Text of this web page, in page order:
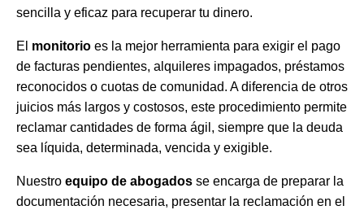
sencilla y eficaz para recuperar tu dinero.
El monitorio es la mejor herramienta para exigir el pago
de facturas pendientes, alquileres impagados, préstamos
reconocidos o cuotas de comunidad. A diferencia de otros
juicios más largos y costosos, este procedimiento permite
reclamar cantidades de forma ágil, siempre que la deuda
sea líquida, determinada, vencida y exigible.
Nuestro equipo de abogados se encarga de preparar la
documentación necesaria, presentar la reclamación en el